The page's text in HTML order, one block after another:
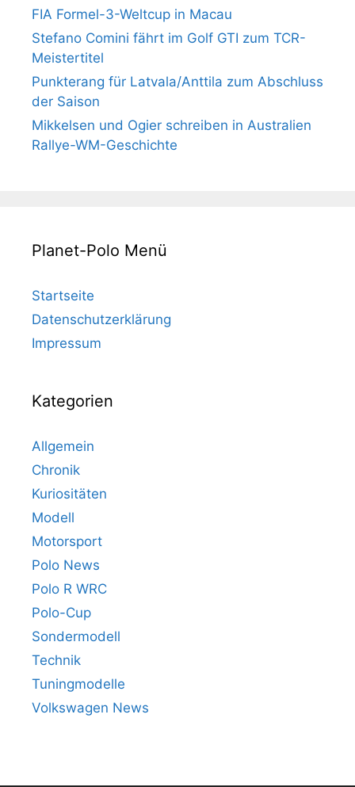
FIA Formel-3-Weltcup in Macau
Stefano Comini fährt im Golf GTI zum TCR-
Meistertitel
Punkterang für Latvala/Anttila zum Abschluss
der Saison
Mikkelsen und Ogier schreiben in Australien
Rallye-WM-Geschichte
Planet-Polo Menü
Startseite
Datenschutzerklärung
Impressum
Kategorien
Allgemein
Chronik
Kuriositäten
Modell
Motorsport
Polo News
Polo R WRC
Polo-Cup
Sondermodell
Technik
Tuningmodelle
Volkswagen News